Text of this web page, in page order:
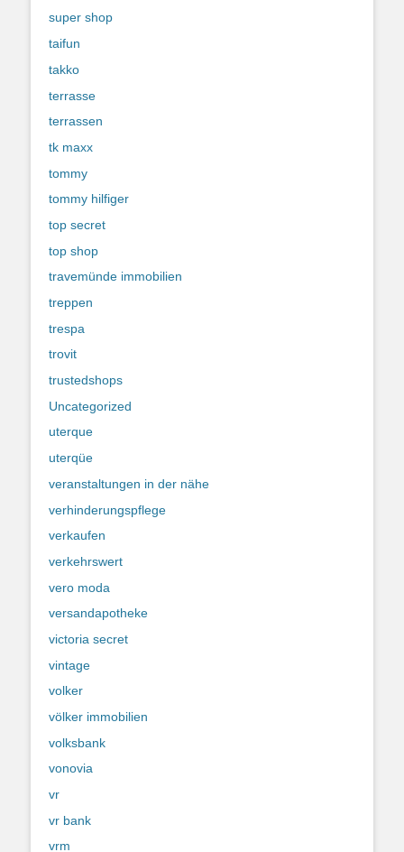
super shop
taifun
takko
terrasse
terrassen
tk maxx
tommy
tommy hilfiger
top secret
top shop
travemünde immobilien
treppen
trespa
trovit
trustedshops
Uncategorized
uterque
uterqüe
veranstaltungen in der nähe
verhinderungspflege
verkaufen
verkehrswert
vero moda
versandapotheke
victoria secret
vintage
volker
völker immobilien
volksbank
vonovia
vr
vr bank
vrm